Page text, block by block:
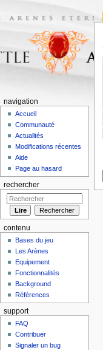
navigation
Accueil
Communauté
Actualités
Modifications récentes
Aide
Page au hasard
rechercher
contenu
Bases du jeu
Les Arènes
Equipement
Fonctionnalités
Background
Références
support
FAQ
Contribuer
Signaler un bug